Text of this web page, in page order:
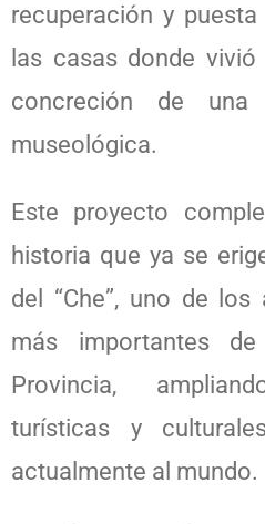
recuperación y
las casas donde
concreción de una
museológica.
Este proyecto
historia que ya se
del “Che”, uno de
más importantes
Provincia,
turísticas y
actualmente al mundo.